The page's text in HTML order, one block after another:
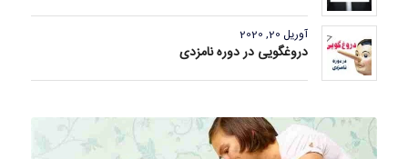
آوریل 20, 2020
دروغگویی در دوره نامزدی